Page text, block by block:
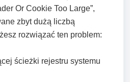
Or Cookie Too Large”,
zbyt dużą liczbą
rozwiązać ten problem:
ścieżki rejestru systemu